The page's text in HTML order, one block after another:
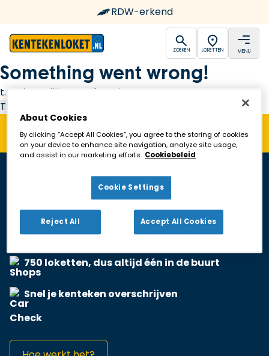
RDW-erkend
open
ZOEKEN LOKETTEN MENU
Something went wrong!
t.replaceAll is not a function
Try again
750 loketten, dus altijd één in de buurt
Snel je kenteken overschrijven
About Cookies
By clicking “Accept All Cookies”, you agree to the storing of cookies
on your device to enhance site navigation, analyze site usage,
and assist in our marketing efforts. Cookiebeleid
Cookie Settings
Reject All Accept All Cookies